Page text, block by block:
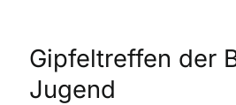
Gipfeltreffen der
Jugend
Jugend